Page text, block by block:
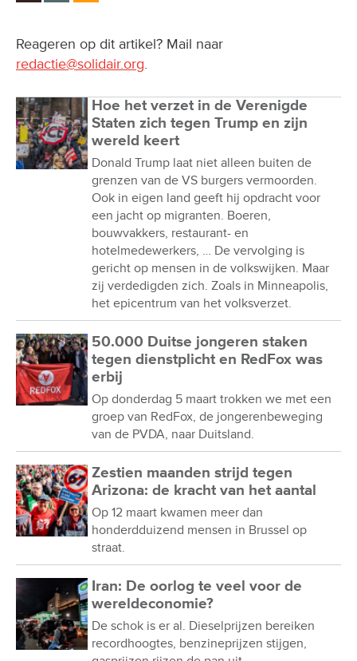
Reageren op dit artikel? Mail naar
redactie@solidair.org.
Hoe het verzet in de Verenigde
Staten zich tegen Trump en zijn
wereld keert
Donald Trump laat niet alleen buiten de
grenzen van de VS burgers vermoorden.
Ook in eigen land geeft hij opdracht voor
een jacht op migranten. Boeren,
bouwvakkers, restaurant- en
hotelmedewerkers, … De vervolging is
gericht op mensen in de volkswijken. Maar
zij verdedigden zich. Zoals in Minneapolis,
het epicentrum van het volksverzet.
50.000 Duitse jongeren staken
tegen dienstplicht en RedFox was
erbij
Op donderdag 5 maart trokken we met een
groep van RedFox, de jongerenbeweging
van de PVDA, naar Duitsland.
Zestien maanden strijd tegen
Arizona: de kracht van het aantal
Op 12 maart kwamen meer dan
honderdduizend mensen in Brussel op
straat.
Iran: De oorlog te veel voor de
wereldeconomie?
De schok is er al. Dieselprijzen bereiken
recordhoogtes, benzineprijzen stijgen,